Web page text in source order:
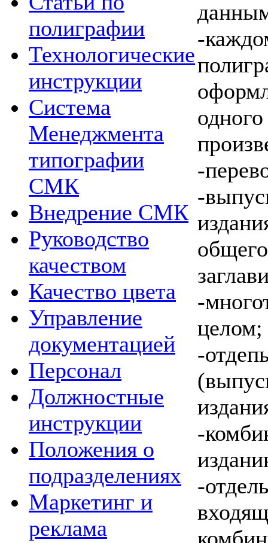
полиграфии
Технологические
инструкции
Система
Менеджмента
типографии
СМК
Внедрение СМК
Руководство
качеством
Качество цвета
Управление
документацией
Персонал
Должностные
инструкции
Положения о
подразделениях
Маркетинг и
реклама
-
-
-
-
целом;
-
-
-